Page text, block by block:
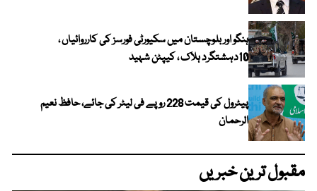
ہنگو اور بلوچستان میں سکیورٹی فورسز کی کارروائیاں ،
10دہشتگرد ہلاک ، کیپٹن شہید
پیٹرول کی قیمت 228 روپے فی لیٹر کی جائے، حافظ نعیم
الرحمان
مقبول ترین خبریں